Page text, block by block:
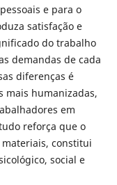
e para o
satisfação e
do trabalho
demandas de cada
diferenças é
mais humanizadas,
em
reforça que o
constitui
social e